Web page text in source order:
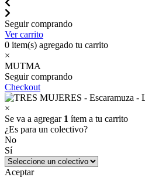
Seguir comprando
Ver carrito
0 item(s) agregado tu carrito
×
MUTMA
Seguir comprando
Checkout
×
Se va a agregar 1 ítem a tu carrito
¿Es para un colectivo?
No
Sí
Aceptar